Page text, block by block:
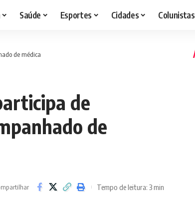
Saúde Esportes Cidades Colunistas
de médica
de
de
Tempo de leitura: 3 min